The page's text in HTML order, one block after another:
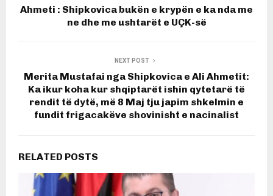
Ahmeti : Shipkovica bukën e krypën e ka nda me
ne dhe me ushtarët e UÇK-së
NEXT POST
Merita Mustafai nga Shipkovica e Ali Ahmetit:
Ka ikur koha kur shqiptarët ishin qytetarë të
rendit të dytë, më 8 Maj tju japim shkelmin e
fundit frigacakëve shovinisht e nacinalist
RELATED POSTS